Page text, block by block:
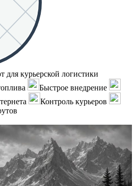
курьерской логистики
Быстрое внедрение
Контроль курьеров